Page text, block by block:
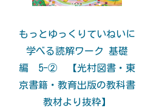
もっとゆっくりていねいに
学べる読解ワーク 基礎
編 5-② 【光村図書・東
京書籍・教育出版の教科書
教材より抜粋】